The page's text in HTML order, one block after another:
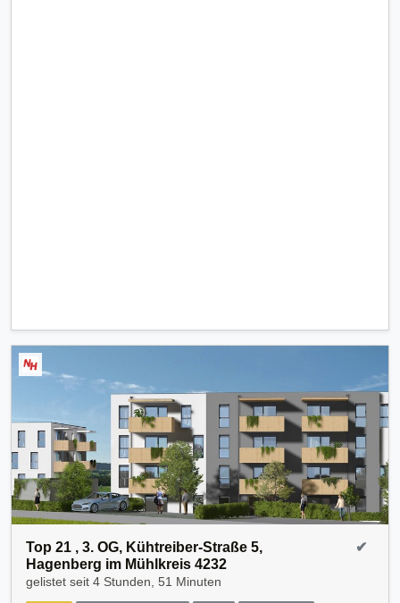
Top 21 , 3. OG, Kühtreiber-Straße 5,
Hagenberg im Mühlkreis 4232
gelistet seit 4 Stunden, 51 Minuten
✔